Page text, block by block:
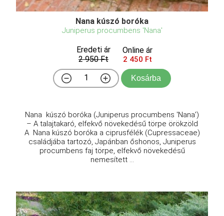
Nana kúszó boróka
Juniperus procumbens 'Nana'
Eredeti ár
2 950 Ft
Online ár
2 450 Ft
Kosárba
Nana kúszó boróka (Juniperus procumbens 'Nana')
– A talajtakaró, elfekvő növekedésű törpe örökzöld
A Nana kúszó boróka a ciprusfélék (Cupressaceae)
családjába tartozó, Japánban őshonos, Juniperus
procumbens faj törpe, elfekvő növekedésű
nemesített ...